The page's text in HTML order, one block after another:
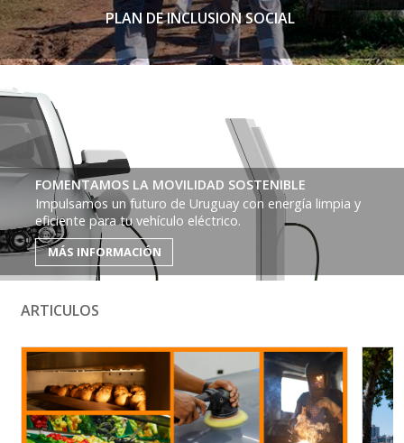
PLAN DE INCLUSION SOCIAL
FOMENTAMOS LA MOVILIDAD SOSTENIBLE
Impulsamos un futuro de Uruguay con energía limpia y
eficiente para tu vehículo eléctrico.
MÁS INFORMACIÓN
ARTICULOS